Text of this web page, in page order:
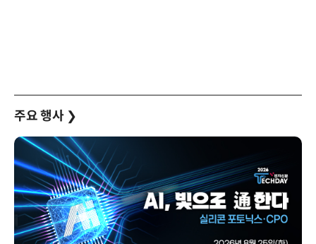
주요 행사 ❯